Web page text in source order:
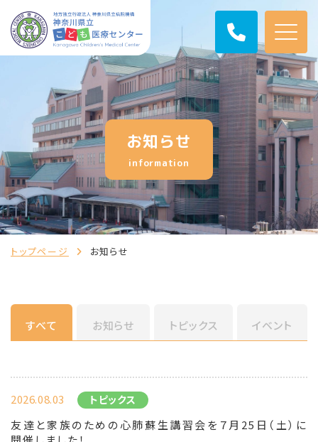
お知らせ
information
トップページ お知らせ
すべて お知らせ トピックス イベント
2026.08.03 トピックス
友達と家族のための心肺蘇生講習会を７月25日（土）に